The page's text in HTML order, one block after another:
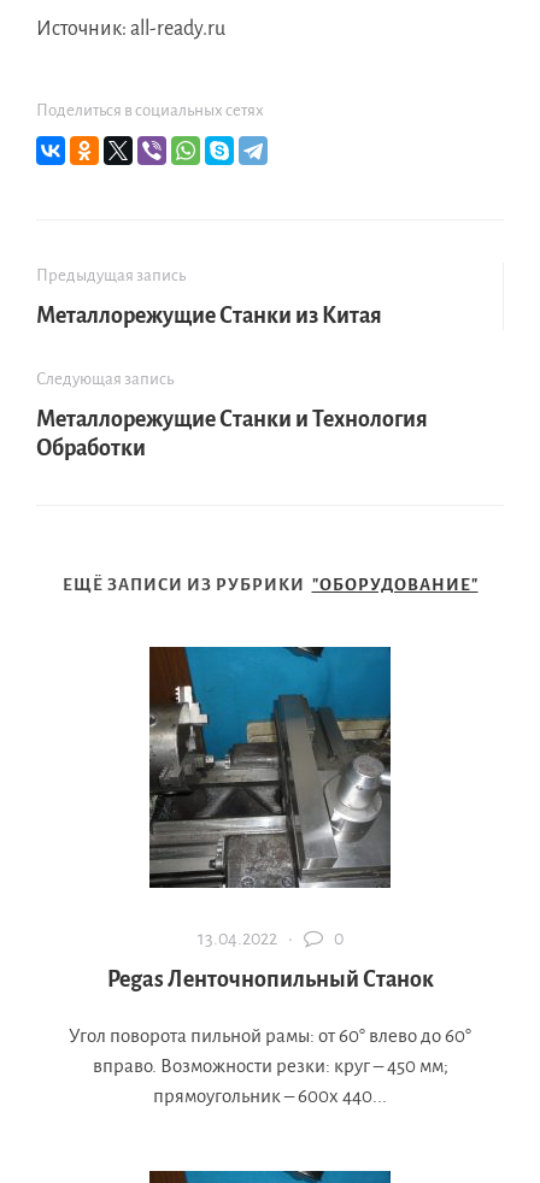
Источник: all-ready.ru
Поделиться в социальных сетях
Предыдущая запись
Металлорежущие Станки из Китая
Следующая запись
Металлорежущие Станки и Технология
Обработки
ЕЩЁ ЗАПИСИ ИЗ РУБРИКИ "ОБОРУДОВАНИЕ"
13.04.2022 · 0
Pegas Ленточнопильный Станок
Угол поворота пильной рамы: от 60° влево до 60°
вправо. Возможности резки: круг – 450 мм;
прямоугольник – 600х 440...